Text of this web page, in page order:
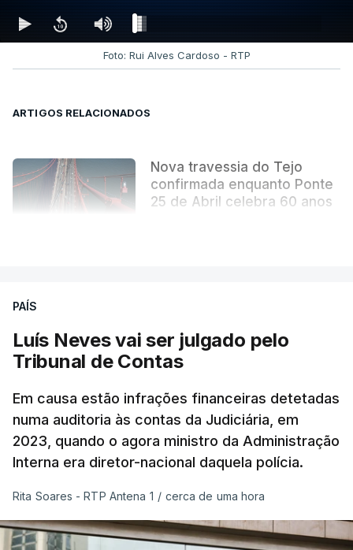
Foto: Rui Alves Cardoso - RTP
ARTIGOS RELACIONADOS
Nova travessia do Tejo
confirmada enquanto Ponte
25 de Abril celebra 60 anos
PAÍS
Luís Neves vai ser julgado pelo
Tribunal de Contas
Em causa estão infrações financeiras detetadas
numa auditoria às contas da Judiciária, em
2023, quando o agora ministro da Administração
Interna era diretor-nacional daquela polícia.
Rita Soares - RTP Antena 1 / cerca de uma hora